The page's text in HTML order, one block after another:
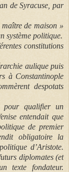
de Syracuse, par
de maison »
système politique.
constitutions
aulique puis
à Constantinople
despotats
pour qualifier un
entendait que
de premier
obligatoire la
d’Aristote.
diplomates (et
texte fondateur.